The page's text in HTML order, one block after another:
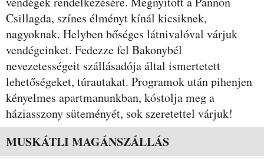
Csillagda, színes élményt kínál kicsiknek,
nagyoknak. Helyben bőséges látnivalóval várjuk
vendégeinket. Fedezze fel Bakonybél
nevezetességeit szállásadója által ismertetett
lehetőségeket, túrautakat. Programok után pihenjen
kényelmes apartmanunkban, kóstolja meg a
háziasszony süteményét, sok szeretettel várjuk!
Szobák és árak
MUSKÁTLI MAGÁNSZÁLLÁS